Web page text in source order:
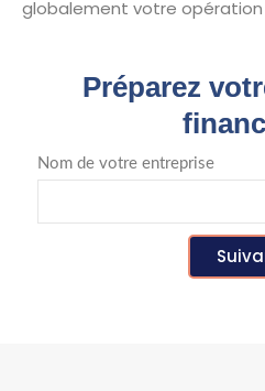
globalement votre opération
Préparez
Nom de votre entreprise